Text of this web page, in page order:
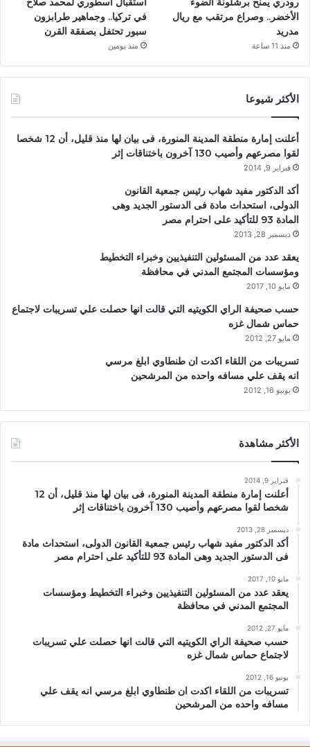
الأخضر.. وصراع مرتقب مع ريال
مدريد
منذ 11 ساعة
في تركيا.. وجماهير طرابزون
سبور تحتفل بصفقة القرن
منذ يومين
الأكثر شيوعا
أعلنت إمارة منطقة المدينة المنورة، فى بيان لها منذ قليل، أن 12 شخصا
لقوا مصرعهم وأصيب 130 آخرون باختناقات إثر
فبراير 9, 2014
أكد الدكتور مفيد شهاب رئيس جمعية القانون
الدولى، استحداث مادة فى الدستور الجديد وهى
المادة 93 للتأكيد على احترام مصر
ديسمبر 28, 2013
يعقد عدد من المسئولين التنفيذيين وخبراء التخطيط
ومؤسسات المجتمع المدني في محافظة
مايو 10, 2017
حسب صحيفة الراي الكويتيه التي قالت انها حصلت علي تسريبات لاجتماع
حماس شمال غزه
مايو 27, 2012
تسريبات من اللقاء اكدت ان طنطاوي ابلغ مرسي
انه يقف علي مسافه واحده من المرشحين
يونيو 16, 2012
الأكثر مشاهدة
فبراير 9, 2014
أعلنت إمارة منطقة المدينة المنورة، فى بيان لها منذ قليل، أن 12
شخصا لقوا مصرعهم وأصيب 130 آخرون باختناقات إثر
ديسمبر 28, 2013
أكد الدكتور مفيد شهاب رئيس جمعية القانون الدولى، استحداث مادة
فى الدستور الجديد وهى المادة 93 للتأكيد على احترام مصر
مايو 10, 2017
يعقد عدد من المسئولين التنفيذيين وخبراء التخطيط ومؤسسات
المجتمع المدني في محافظة
مايو 27, 2012
حسب صحيفة الراي الكويتيه التي قالت انها حصلت علي تسريبات
لاجتماع حماس شمال غزه
يونيو 16, 2012
تسريبات من اللقاء اكدت ان طنطاوي ابلغ مرسي انه يقف علي
مسافه واحده من المرشحين